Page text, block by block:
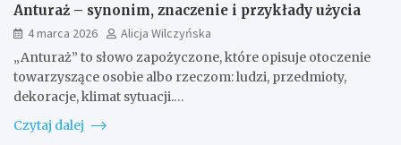
Anturaż – synonim, znaczenie i przykłady użycia
4 marca 2026
Alicja Wilczyńska
„Anturaż” to słowo zapożyczone, które opisuje otoczenie
towarzyszące osobie albo rzeczom: ludzi, przedmioty,
dekoracje, klimat sytuacji.…
Czytaj dalej